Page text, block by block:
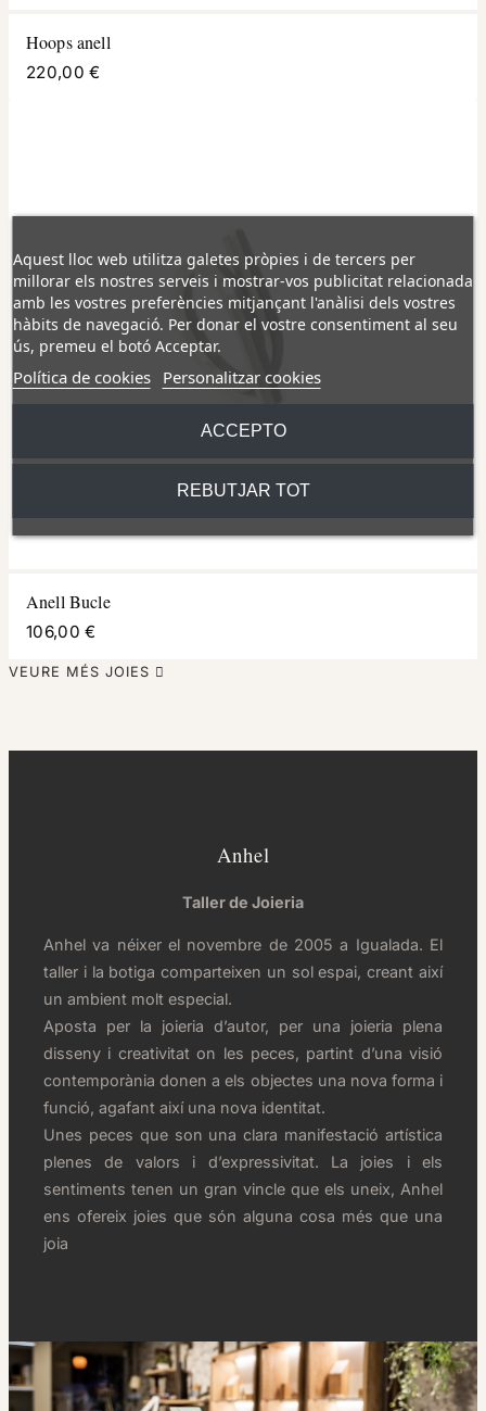
Hoops anell
220,00 €
Anell Bucle
106,00 €
VEURE MÉS JOIES 
Anhel
Taller de Joieria
Anhel va néixer el novembre de 2005 a Igualada. El
taller i la botiga comparteixen un sol espai, creant així
un ambient molt especial.
Aposta per la joieria d’autor, per una joieria plena
disseny i creativitat on les peces, partint d’una visió
contemporània donen a els objectes una nova forma i
funció, agafant així una nova identitat.
Unes peces que son una clara manifestació artística
plenes de valors i d’expressivitat. La joies i els
sentiments tenen un gran vincle que els uneix, Anhel
ens ofereix joies que són alguna cosa més que una
joia
Aquest lloc web utilitza galetes pròpies i de tercers per
millorar els nostres serveis i mostrar-vos publicitat relacionada
amb les vostres preferències mitjançant l'anàlisi dels vostres
hàbits de navegació. Per donar el vostre consentiment al seu
ús, premeu el botó Acceptar.
Política de cookies Personalitzar cookies
REBUTJAR TOT
ACCEPTO